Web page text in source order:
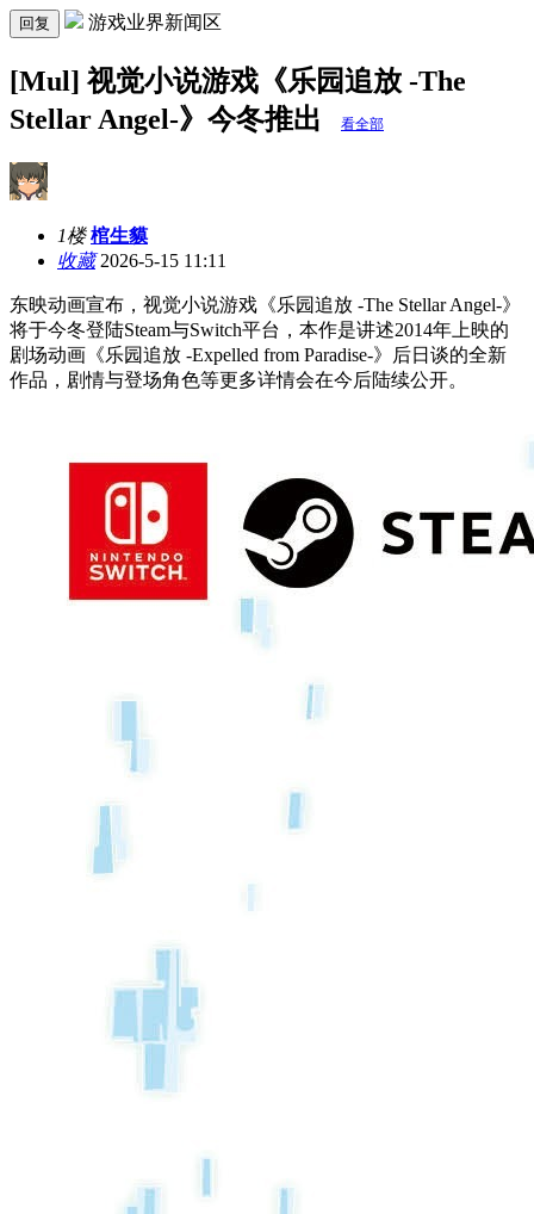
回复 游戏业界新闻区
[Mul] 视觉小说游戏《乐园追放 -The
Stellar Angel-》今冬推出
看全部
1楼 棺生貘
收藏2026-5-15 11:11
东映动画宣布，视觉小说游戏《乐园追放 -The Stellar Angel-》
将于今冬登陆Steam与Switch平台，本作是讲述2014年上映的
剧场动画《乐园追放 -Expelled from Paradise-》后日谈的全新
作品，剧情与登场角色等更多详情会在今后陆续公开。 ​​​​